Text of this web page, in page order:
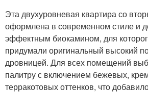
Эта двухуровневая квартира со
оформлена в современном стиле и
эффектным биокамином, для
придумали оригинальный высокий
дровницей. Для всех помещений
палитру с включением бежевых,
терракотовых оттенков, что